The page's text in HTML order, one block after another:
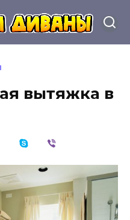
вытяжка в